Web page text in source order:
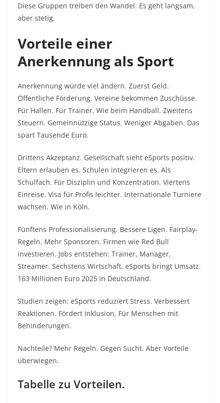
Diese Gruppen treiben den Wandel. Es geht langsam,
aber stetig.
Vorteile einer
Anerkennung als Sport
Anerkennung würde viel ändern. Zuerst Geld.
Öffentliche Förderung. Vereine bekommen Zuschüsse.
Für Hallen. Für Trainer. Wie beim Handball. Zweitens
Steuern. Gemeinnützige Status. Weniger Abgaben. Das
spart Tausende Euro.
Drittens Akzeptanz. Gesellschaft sieht eSports positiv.
Eltern erlauben es. Schulen integrieren es. Als
Schulfach. Für Disziplin und Konzentration. Viertens
Einreise. Visa für Profis leichter. Internationale Turniere
wachsen. Wie in Köln.
Fünftens Professionalisierung. Bessere Ligen. Fairplay-
Regeln. Mehr Sponsoren. Firmen wie Red Bull
investieren. Jobs entstehen: Trainer, Manager,
Streamer. Sechstens Wirtschaft. eSports bringt Umsatz.
163 Millionen Euro 2025 in Deutschland.
Studien zeigen: eSports reduziert Stress. Verbessert
Reaktionen. Fördert Inklusion. Für Menschen mit
Behinderungen.
Nachteile? Mehr Regeln. Gegen Sucht. Aber Vorteile
überwiegen.
Tabelle zu Vorteilen.